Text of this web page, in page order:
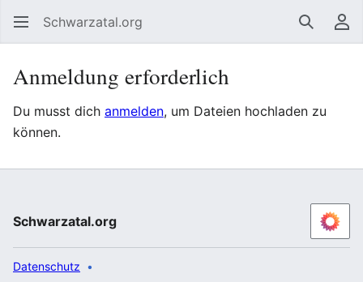
Schwarzatal.org Suchen
Anmeldung erforderlich
Du musst dich anmelden, um Dateien hochladen zu
können.
Schwarzatal.org
Datenschutz